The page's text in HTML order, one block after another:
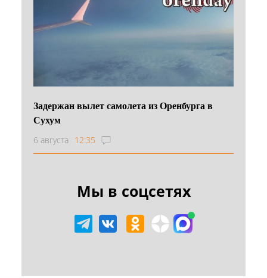
Задержан вылет самолета из Оренбурга в
Сухум
6 августа 12:35
Мы в соцсетях